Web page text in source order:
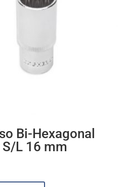
Bi-Hexagonal
S/L 16 mm